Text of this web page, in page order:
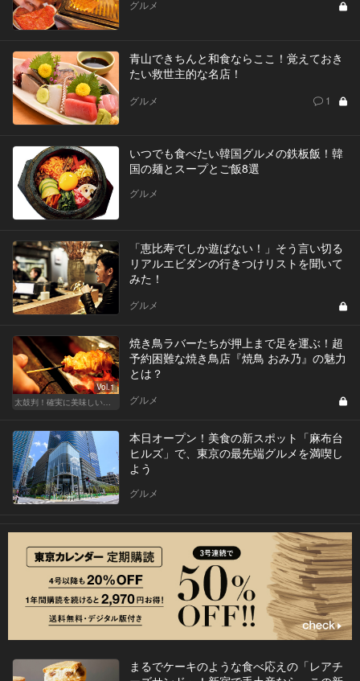
グルメ
青山できちんと和食ならここ！覚えておき
たい救世主的な名店！
グルメ 1
いつでも食べたい韓国グルメの鉄板飯！韓
国の麺とスープとご飯8選
グルメ
「恵比寿でしか遊ばない！」そう言い切る
リアルエビダンの行きつけリストを聞いて
みた！
グルメ
Vol.1
太鼓判！確実に美味しい焼き鳥の名店
焼き鳥ラバーたちが押上まで足を運ぶ！超
予約困難な焼き鳥店『焼鳥 おみ乃』の魅力
とは？
グルメ
本日オープン！美食の新スポット「麻布台
ヒルズ」で、東京の最先端グルメを満喫し
よう
グルメ
まるでケーキのような食べ応えの「レアチ